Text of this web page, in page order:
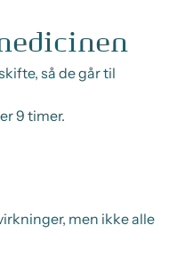
så de går til
9 timer.
men ikke alle